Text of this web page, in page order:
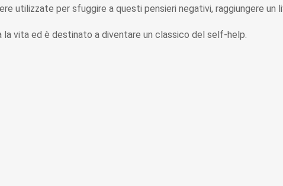
utilizzate per sfuggire a questi pensieri negativi, raggiungere un
la vita ed è destinato a diventare un classico del self-help.